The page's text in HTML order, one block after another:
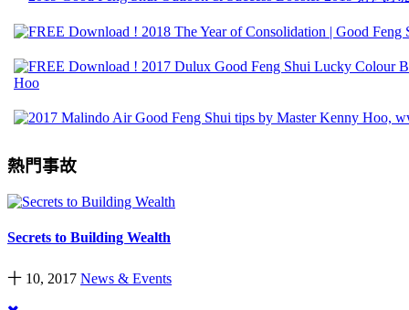
熱門事故
Secrets to Building Wealth
十 10, 2017 News & Events